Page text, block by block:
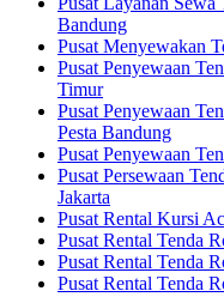
Bandung
Pusat Menyewakan
Pusat Penyewaan
Timur
Pusat Penyewaan
Pesta Bandung
Pusat Penyewaan
Pusat Persewaan
Jakarta
Pusat Rental Kursi
Pusat Rental Tenda
Pusat Rental Tenda
Pusat Rental Tenda